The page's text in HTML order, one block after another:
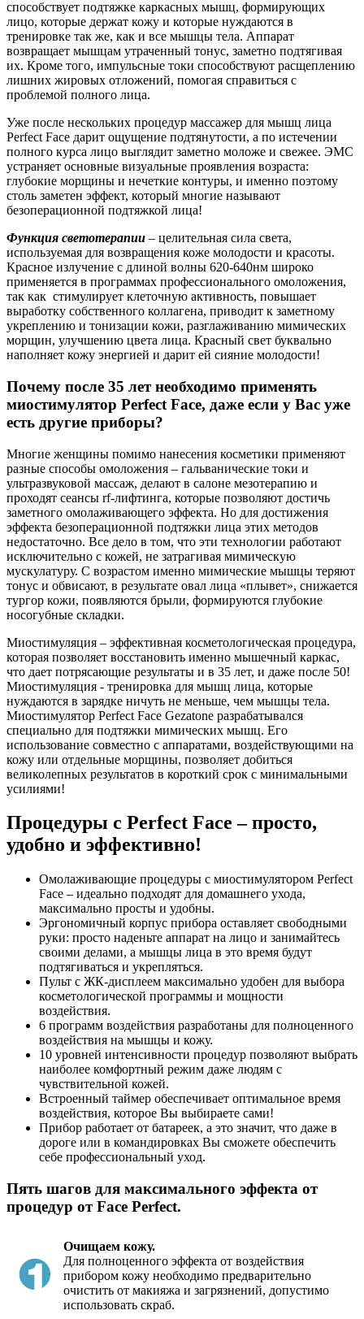
способствует подтяжке каркасных мышц, формирующих
лицо, которые держат кожу и которые нуждаются в
тренировке так же, как и все мышцы тела. Аппарат
возвращает мышцам утраченный тонус, заметно подтягивая
их. Кроме того, импульсные токи способствуют расщеплению
лишних жировых отложений, помогая справиться с
проблемой полного лица.
Уже после нескольких процедур массажер для мышц лица
Perfect Face дарит ощущение подтянутости, а по истечении
полного курса лицо выглядит заметно моложе и свежее. ЭМС
устраняет основные визуальные проявления возраста:
глубокие морщины и нечеткие контуры, и именно поэтому
столь заметен эффект, который многие называют
безоперационной подтяжкой лица!
Функция светотерапии – целительная сила света,
используемая для возвращения коже молодости и красоты.
Красное излучение с длиной волны 620-640нм широко
применяется в программах профессионального омоложения,
так как стимулирует клеточную активность, повышает
выработку собственного коллагена, приводит к заметному
укреплению и тонизации кожи, разглаживанию мимических
морщин, улучшению цвета лица. Красный свет буквально
наполняет кожу энергией и дарит ей сияние молодости!
Почему после 35 лет необходимо применять
миостимулятор Perfect Face, даже если у Вас уже
есть другие приборы?
Многие женщины помимо нанесения косметики применяют
разные способы омоложения – гальванические токи и
ультразвуковой массаж, делают в салоне мезотерапию и
проходят сеансы rf-лифтинга, которые позволяют достичь
заметного омолаживающего эффекта. Но для достижения
эффекта безоперационной подтяжки лица этих методов
недостаточно. Все дело в том, что эти технологии работают
исключительно с кожей, не затрагивая мимическую
мускулатуру. С возрастом именно мимические мышцы теряют
тонус и обвисают, в результате овал лица «плывет», снижается
тургор кожи, появляются брыли, формируются глубокие
носогубные складки.
Миостимуляция – эффективная косметологическая процедура,
которая позволяет восстановить именно мышечный каркас,
что дает потрясающие результаты и в 35 лет, и даже после 50!
Миостимуляция - тренировка для мышц лица, которые
нуждаются в зарядке ничуть не меньше, чем мышцы тела.
Миостимулятор Perfect Face Gezatone разрабатывался
специально для подтяжки мимических мышц. Его
использование совместно с аппаратами, воздействующими на
кожу или отдельные морщины, позволяет добиться
великолепных результатов в короткий срок с минимальными
усилиями!
Процедуры с Perfect Face – просто,
удобно и эффективно!
Омолаживающие процедуры с миостимулятором Perfect
Face – идеально подходят для домашнего ухода,
максимально просты и удобны.
Эргономичный корпус прибора оставляет свободными
руки: просто наденьте аппарат на лицо и занимайтесь
своими делами, а мышцы лица в это время будут
подтягиваться и укрепляться.
Пульт с ЖК-дисплеем максимально удобен для выбора
косметологической программы и мощности
воздействия.
6 программ воздействия разработаны для полноценного
воздействия на мышцы и кожу.
10 уровней интенсивности процедур позволяют выбрать
наиболее комфортный режим даже людям с
чувствительной кожей.
Встроенный таймер обеспечивает оптимальное время
воздействия, которое Вы выбираете сами!
Прибор работает от батареек, а это значит, что даже в
дороге или в командировках Вы сможете обеспечить
себе профессиональный уход.
Пять шагов для максимального эффекта от
процедур от Face Perfect.
Очищаем кожу.
Для полноценного эффекта от воздействия
прибором кожу необходимо предварительно
очистить от макияжа и загрязнений, допустимо
использовать скраб.